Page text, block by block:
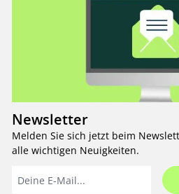
Newsletter
Melden Sie sich jetzt beim
alle wichtigen Neuigkeiten.